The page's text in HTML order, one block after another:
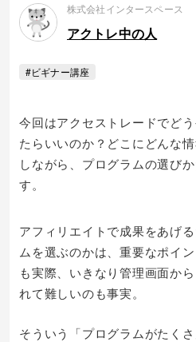
株式会社インタースペース
アクトレ中の人
#ビギナー講座
今回はアクセストレードでど
たらいいのか？どこにどんな
しながら、プログラムの選び
す。
アフィリエイトで成果をあげ
ムを選ぶのかは、重要なポイ
も実際、いきなり管理画面か
れて難しいのも事実。
そういう「プログラムがたく